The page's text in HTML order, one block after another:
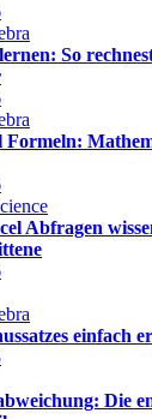
So
Abfragen
einfach
Die